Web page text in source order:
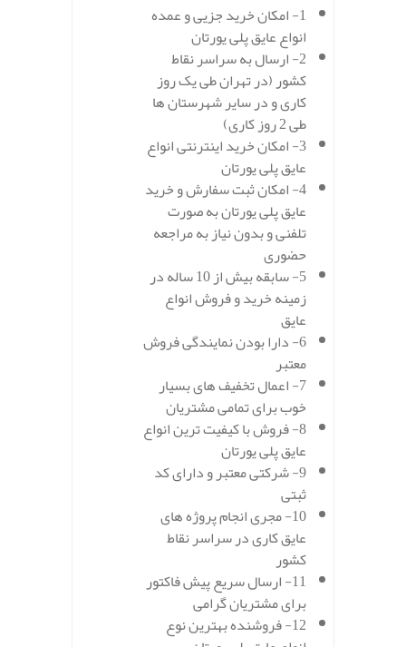
1- امکان خرید جزیی و عمده
انواع عایق پلی یورتان
2- ارسال به سراسر نقاط
کشور (در تهران طی یک روز
کاری و در سایر شهرستان ها
طی 2 روز کاری)
3- امکان خرید اینترنتی انواع
عایق پلی یورتان
4- امکان ثبت سفارش و خرید
عایق پلی یورتان به صورت
تلفنی و بدون نیاز به مراجعه
حضوری
5- سابقه بیش از 10 ساله در
زمینه خرید و فروش انواع
عایق
6- دارا بودن نمایندگی فروش
معتبر
7- اعمال تخفیف های بسیار
خوب برای تمامی مشتریان
8- فروش با کیفیت ترین انواع
عایق پلی یورتان
9- شرکتی معتبر و دارای کد
ثبتی
10- مجری انجام پروژه های
عایق کاری در سراسر نقاط
کشور
11- ارسال سریع پیش فاکتور
برای مشتریان گرامی
12- فروشنده بهترین نوع